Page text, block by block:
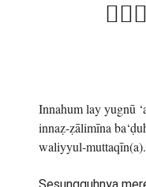
Innahum lay yugnū
innaẓ-ẓālimīna
waliyyul-muttaqīn(a).